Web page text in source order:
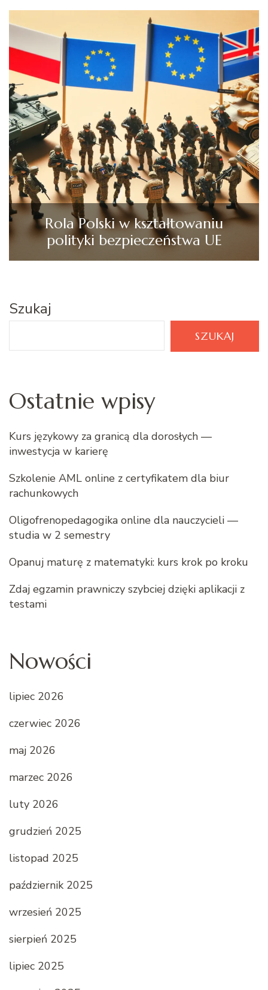
Rola Polski w kształtowaniu
polityki bezpieczeństwa UE
Szukaj
SZUKAJ
Ostatnie wpisy
Kurs językowy za granicą dla dorosłych —
inwestycja w karierę
Szkolenie AML online z certyfikatem dla biur
rachunkowych
Oligofrenopedagogika online dla nauczycieli —
studia w 2 semestry
Opanuj maturę z matematyki: kurs krok po kroku
Zdaj egzamin prawniczy szybciej dzięki aplikacji z
testami
Nowości
lipiec 2026
czerwiec 2026
maj 2026
marzec 2026
luty 2026
grudzień 2025
listopad 2025
październik 2025
wrzesień 2025
sierpień 2025
lipiec 2025